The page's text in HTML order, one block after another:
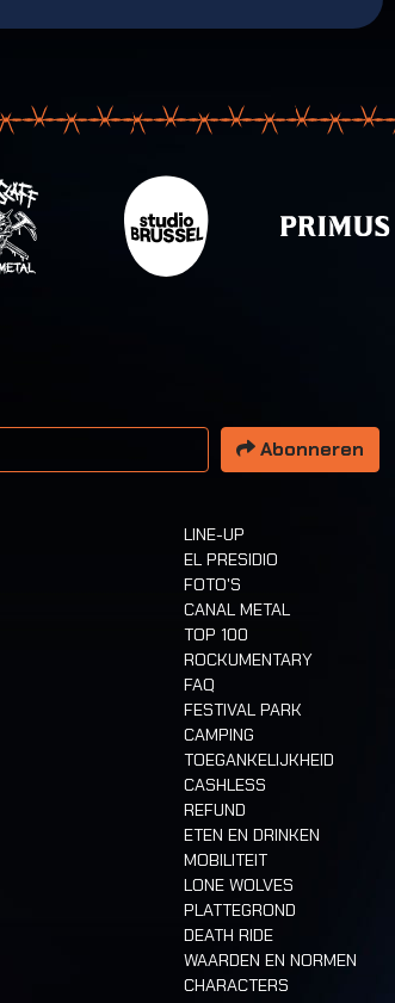
Abonneren
LINE-UP
EL PRESIDIO
FOTO'S
CANAL METAL
TOP 100
ROCKUMENTARY
FAQ
FESTIVAL PARK
CAMPING
TOEGANKELIJKHEID
CASHLESS
REFUND
ETEN EN DRINKEN
MOBILITEIT
LONE WOLVES
PLATTEGROND
DEATH RIDE
WAARDEN EN NORMEN
CHARACTERS